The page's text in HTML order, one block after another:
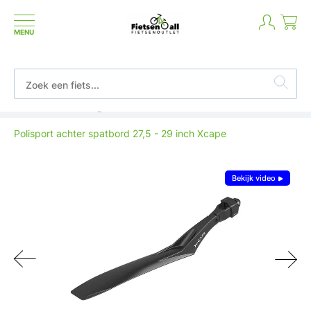
MENU
Polisport achter spatbord 27,5 - 29 inch Xcape
Bekijk video